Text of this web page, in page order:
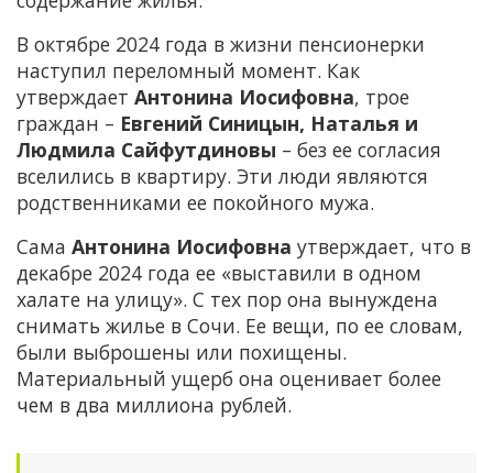
В октябре 2024 года в жизни пенсионерки
наступил переломный момент. Как
утверждает Антонина Иосифовна, трое
граждан – Евгений Синицын, Наталья и
Людмила Сайфутдиновы – без ее согласия
вселились в квартиру. Эти люди являются
родственниками ее покойного мужа.
Сама Антонина Иосифовна утверждает, что в
декабре 2024 года ее «выставили в одном
халате на улицу». С тех пор она вынуждена
снимать жилье в Сочи. Ее вещи, по ее словам,
были выброшены или похищены.
Материальный ущерб она оценивает более
чем в два миллиона рублей.